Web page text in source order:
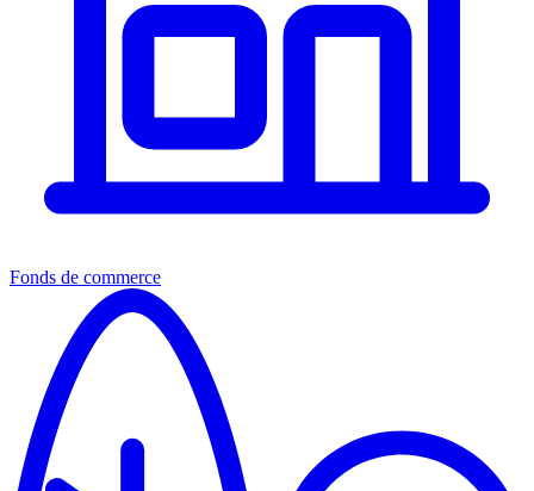
Fonds de commerce